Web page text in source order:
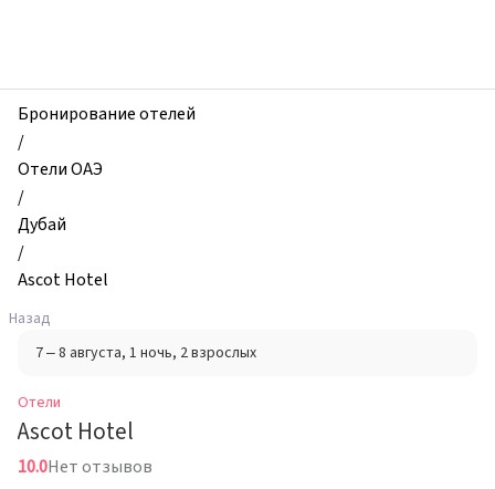
Ascot
Hotel,
Дубай,
ОАЭ
Бронирование отелей
/
Отели ОАЭ
/
Дубай
/
Ascot Hotel
Назад
7 – 8 августа, 1 ночь, 2 взрослых
Отели
Ascot Hotel
10.0Нет отзывов